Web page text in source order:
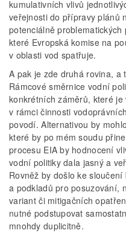
kumulativních vlivů
veřejnosti do přípravy plánů
potenciálně
které Evropská komise na
v oblasti vod spatřuje.
A pak je zde druhá rovina, a
Rámcové směrnice vodní
konkrétních záměrů, které
v rámci činnosti
povodí. Alternativou by
které by po mém soudu
procesu EIA by hodnocení
vodní politiky dala jasný a
Rovněž by došlo ke
a podkladů pro posuzování,
variant či mitigačních
nutné podstupovat
mnohdy duplicitně.